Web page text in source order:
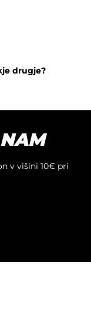
drugje?
v višini 10€ pri